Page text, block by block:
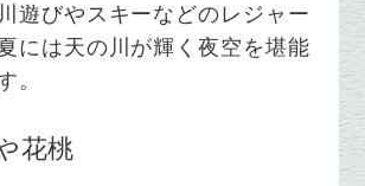
遊びやスキーなどのレジャー
には天の川が輝く夜空を堪能
。
花桃